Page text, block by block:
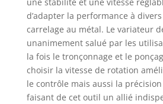
d’adapter la performance à
carrelage au métal. Le variateur
unanimement salué par les
la fois le tronçonnage et le
choisir la vitesse de rotation
le contrôle mais aussi la
faisant de cet outil un allié